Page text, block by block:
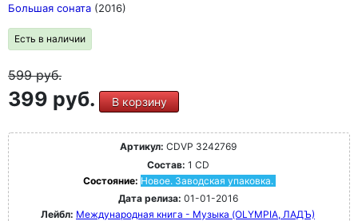
Большая соната (2016)
Есть в наличии
599руб.
399 руб. В корзину
Артикул: CDVP 3242769
Состав: 1 CD
Состояние: Новое. Заводская упаковка.
Дата релиза: 01-01-2016
Лейбл: Международная книга - Музыка (OLYMPIA, ЛАДЪ)